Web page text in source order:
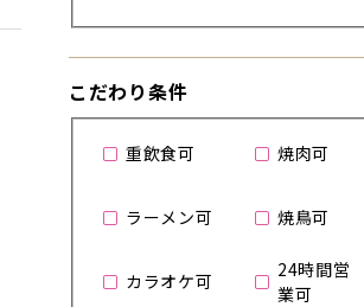
こだわり条件
重飲食可 焼肉可
ラーメン可 焼鳥可
カラオケ可
24時間営
業可